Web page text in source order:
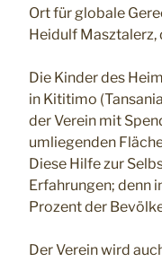
Ort für globale
Heidulf Masztalerz,
Die Kinder des
in Kititimo
der Verein mit
umliegenden
Diese Hilfe zur
Erfahrungen; denn
Prozent der
Der Verein wird